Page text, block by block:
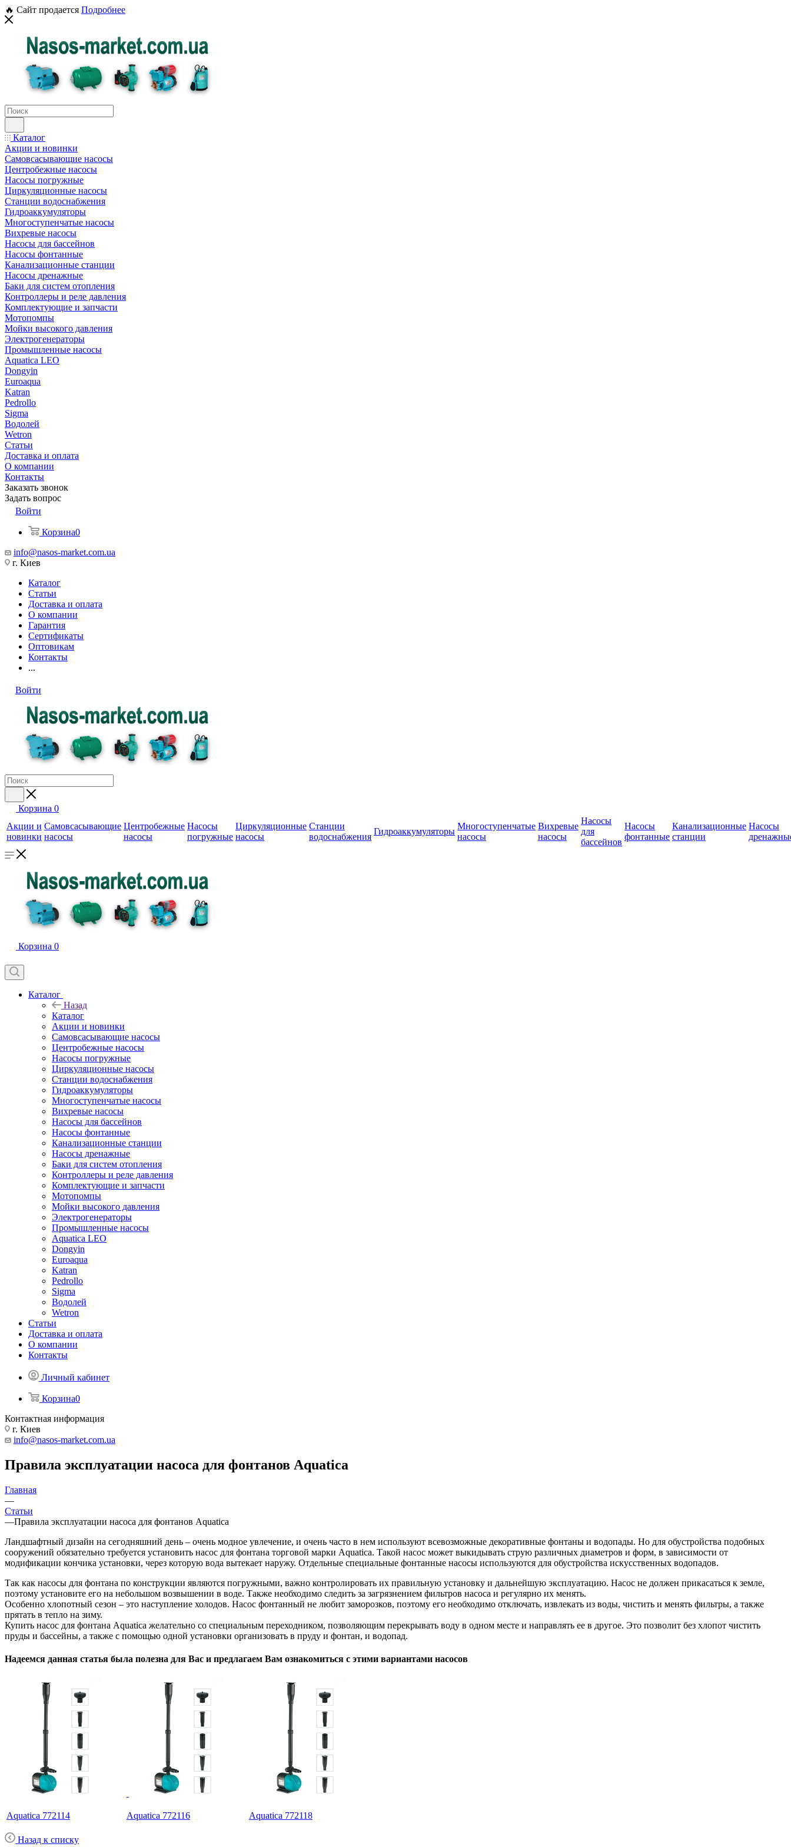
🔥 Сайт продается Подробнее
Каталог
Акции и новинки
Самовсасывающие насосы
Центробежные насосы
Насосы погружные
Циркуляционные насосы
Станции водоснабжения
Гидроаккумуляторы
Многоступенчатые насосы
Вихревые насосы
Насосы для бассейнов
Насосы фонтанные
Канализационные станции
Насосы дренажные
Баки для систем отопления
Контроллеры и реле давления
Комплектующие и запчасти
Мотопомпы
Мойки высокого давления
Электрогенераторы
Промышленные насосы
Aquatica LEO
Dongyin
Euroaqua
Katran
Pedrollo
Sigma
Водолей
Wetron
Статьи
Доставка и оплата
О компании
Контакты
Заказать звонок
Задать вопрос
Войти
Корзина0
info@nasos-market.com.ua
г. Киев
Каталог
Статьи
Доставка и оплата
О компании
Гарантия
Сертификаты
Оптовикам
Контакты
...
Войти
Корзина 0
Акции и
новинки
Самовсасывающие
насосы
Центробежные
насосы
Насосы
погружные
Циркуляционные
насосы
Станции
водоснабжения
Гидроаккумуляторы
Многоступенчатые
насосы
Вихревые
насосы
Насосы
для
бассейнов
Насосы
фонтанные
Канализационные
станции
Насосы
Корзина 0
Каталог
Назад
Каталог
Акции и новинки
Самовсасывающие насосы
Центробежные насосы
Насосы погружные
Циркуляционные насосы
Станции водоснабжения
Гидроаккумуляторы
Многоступенчатые насосы
Вихревые насосы
Насосы для бассейнов
Насосы фонтанные
Канализационные станции
Насосы дренажные
Баки для систем отопления
Контроллеры и реле давления
Комплектующие и запчасти
Мотопомпы
Мойки высокого давления
Электрогенераторы
Промышленные насосы
Aquatica LEO
Dongyin
Euroaqua
Katran
Pedrollo
Sigma
Водолей
Wetron
Статьи
Доставка и оплата
О компании
Контакты
Личный кабинет
Корзина0
Контактная информация
г. Киев
info@nasos-market.com.ua
Правила эксплуатации насоса для фонтанов Aquatica
Главная
—
Статьи
—Правила эксплуатации насоса для фонтанов Aquatica
Ландшафтный дизайн на сегодняшний день – очень модное увлечение, и очень часто в нем используют всевозможные декоративные фонтаны и водопады. Но для обустройства подобных
сооружений обязательно требуется установить насос для фонтана торговой марки Aquatica. Такой насос может выкидывать струю различных диаметров и форм, в зависимости от
модификации кончика установки, через которую вода вытекает наружу. Отдельные специальные фонтанные насосы используются для обустройства искусственных водопадов.
Так как насосы для фонтана по конструкции являются погружными, важно контролировать их правильную установку и дальнейшую эксплуатацию. Насос не должен прикасаться к земле,
поэтому установите его на небольшом возвышении в воде. Также необходимо следить за загрязнением фильтров насоса и регулярно их менять.
Особенно хлопотный сезон – это наступление холодов. Насос фонтанный не любит заморозков, поэтому его необходимо отключать, извлекать из воды, чистить и менять фильтры, а также
прятать в тепло на зиму.
Купить насос для фонтана Aquatica желательно со специальным переходником, позволяющим перекрывать воду в одном месте и направлять ее в другое. Это позволит без хлопот чистить
пруды и бассейны, а также с помощью одной установки организовать в пруду и фонтан, и водопад.
Надеемся данная статья была полезна для Вас и предлагаем Вам ознакомиться с этими вариантами насосов
Aquatica 772114 Aquatica 772116 Aquatica 772118
Назад к списку